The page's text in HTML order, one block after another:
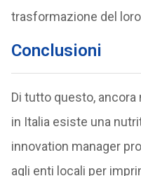
trasformazione del
Conclusioni
Di tutto questo,
in Italia esiste una
innovation manager
agli enti locali per